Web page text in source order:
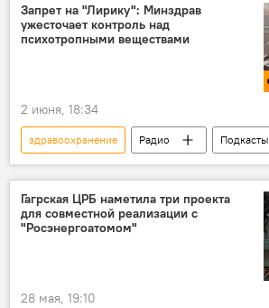
Запрет на "Лирику": Минздрав
ужесточает контроль над
психотропными веществами
2 июня, 18:34
здравоохранение Радио
Подкасты
Абхазия
Минздрав Абхазии
лекарства
Гагрская ЦРБ наметила три проекта
для совместной реализации с
"Росэнергоатомом"
28 мая, 19:10